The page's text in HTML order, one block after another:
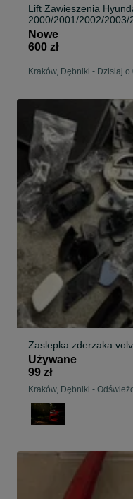
Lift Zawieszenia
2000/2001/2002/2003/
Nowe
600 zł
Kraków, Dębniki - Dzisiaj o
Zaslepka zderzaka
Używane
99 zł
Kraków, Dębniki -